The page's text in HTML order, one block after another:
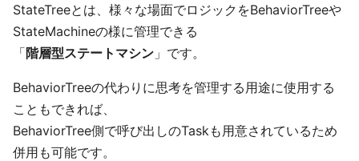
StateTreeとは、様々な場面でロジックをBehaviorTreeや
StateMachineの様に管理できる
「階層型ステートマシン 」です。
BehaviorTreeの代わりに思考を管理する用途に使用する
こともできれば、
BehaviorTree側で呼び出しのTaskも用意されているため
併用も可能です。